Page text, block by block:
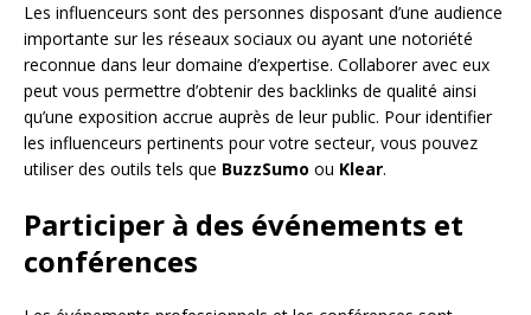
Les influenceurs sont des personnes disposant d’une audience
importante sur les réseaux sociaux ou ayant une notoriété
reconnue dans leur domaine d’expertise. Collaborer avec eux
peut vous permettre d’obtenir des backlinks de qualité ainsi
qu’une exposition accrue auprès de leur public. Pour identifier
les influenceurs pertinents pour votre secteur, vous pouvez
utiliser des outils tels que BuzzSumo ou Klear.
Participer à des événements et
conférences